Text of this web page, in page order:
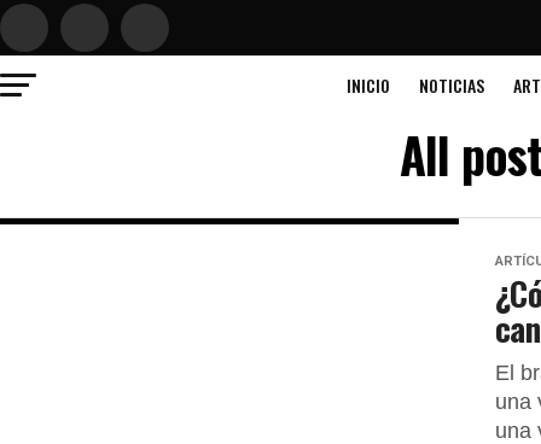
INICIO NOTICIAS
All
El
una
una